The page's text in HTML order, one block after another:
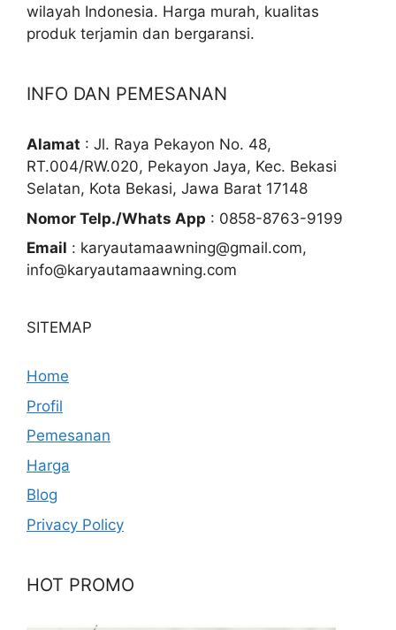
wilayah Indonesia. Harga murah, kualitas
produk terjamin dan bergaransi.
INFO DAN PEMESANAN
Alamat : Jl. Raya Pekayon No. 48,
RT.004/RW.020, Pekayon Jaya, Kec. Bekasi
Selatan, Kota Bekasi, Jawa Barat 17148
Nomor Telp./Whats App : 0858-8763-9199
Email : karyautamaawning@gmail.com,
info@karyautamaawning.com
SITEMAP
Home
Profil
Pemesanan
Harga
Blog
Privacy Policy
HOT PROMO